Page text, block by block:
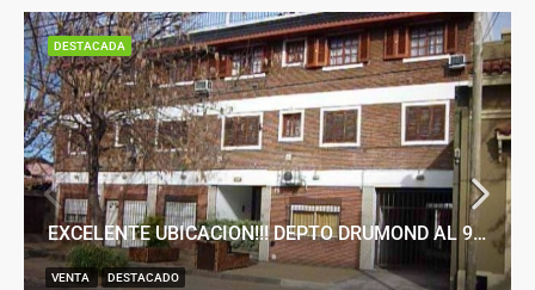
EXCELENTE UBICACION!!! DEPTO DRUMOND AL 900
VENTA DESTACADO
DESTACADA